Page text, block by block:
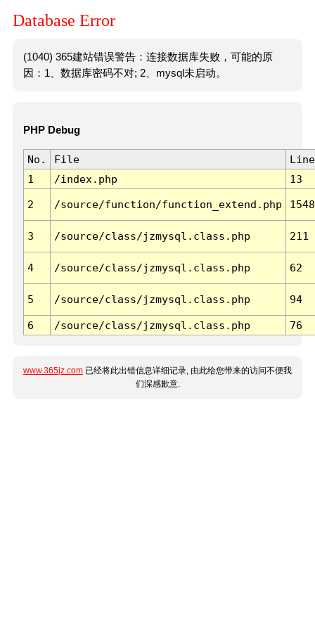
Database Error
(1040) 365建站错误警告：连接数据库失败，可能的原
因：1、数据库密码不对; 2、mysql未启动。
PHP Debug
No. File
Line
1
/index.php 13
2 /source/function/function_extend.php 1548
3 /source/class/jzmysql.class.php 211
4 /source/class/jzmysql.class.php 62
5 /source/class/jzmysql.class.php 94
6 /source/class/jzmysql.class.php 76
www.365jz.com 已经将此出错信息详细记录, 由此给您带来的访问不便我
们深感歉意.